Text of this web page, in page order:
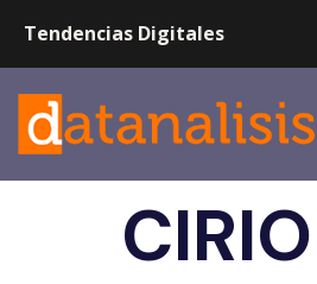
Tendencias Digitales